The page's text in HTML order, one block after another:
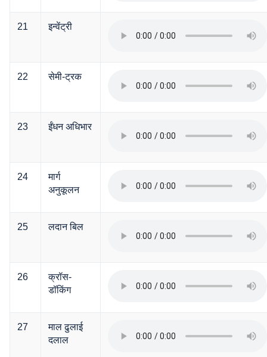
21 इन्वेंट्री
22 सेमी-ट्रक
23 ईंधन अधिभार
24
मार्ग
अनुकूलन
25 लदान बिल
26
क्रॉस-
डॉकिंग
27
माल ढुलाई
दलाल